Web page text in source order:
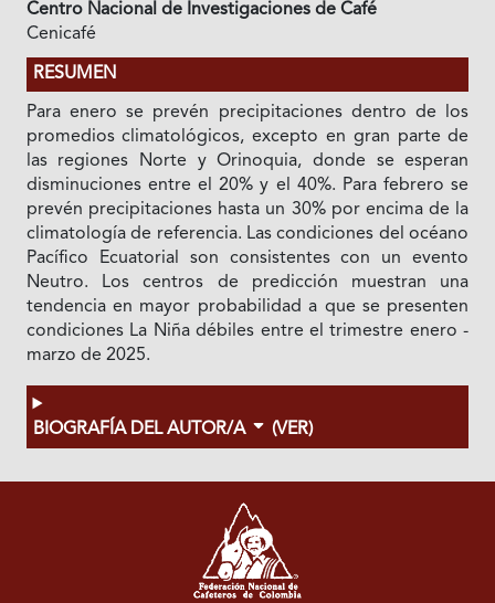
Centro Nacional de Investigaciones de Café
Cenicafé
RESUMEN
Para enero se prevén precipitaciones dentro de los
promedios climatológicos, excepto en gran parte de
las regiones Norte y Orinoquia, donde se esperan
disminuciones entre el 20% y el 40%. Para febrero se
prevén precipitaciones hasta un 30% por encima de la
climatología de referencia. Las condiciones del océano
Pacífico Ecuatorial son consistentes con un evento
Neutro. Los centros de predicción muestran una
tendencia en mayor probabilidad a que se presenten
condiciones La Niña débiles entre el trimestre enero -
marzo de 2025.
BIOGRAFÍA DEL AUTOR/A (VER)